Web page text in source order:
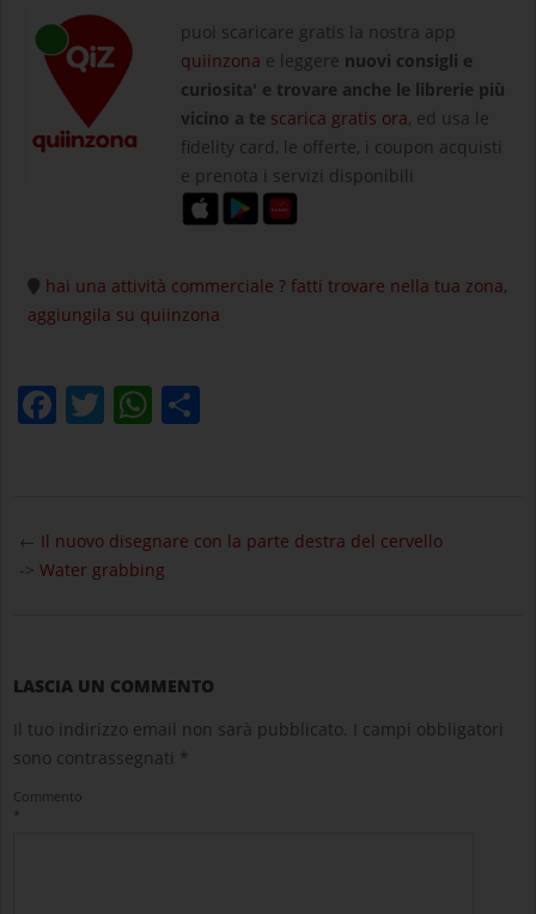
puoi scaricare gratis la nostra app
quiinzona e leggere nuovi consigli e
curiosita' e trovare anche le librerie più
vicino a te scarica gratis ora, ed usa le
fidelity card, le offerte, i coupon acquisti
e prenota i servizi disponibili
hai una attività commerciale ? fatti trovare nella tua zona,
aggiungila su quiinzona
Facebook
TwitterWhatsApp
10-
15
← Il nuovo disegnare con la parte destra del cervello
-> Water grabbing
LASCIA UN COMMENTO
Il tuo indirizzo email non sarà pubblicato.
I campi obbligatori
sono contrassegnati *
Commento
*